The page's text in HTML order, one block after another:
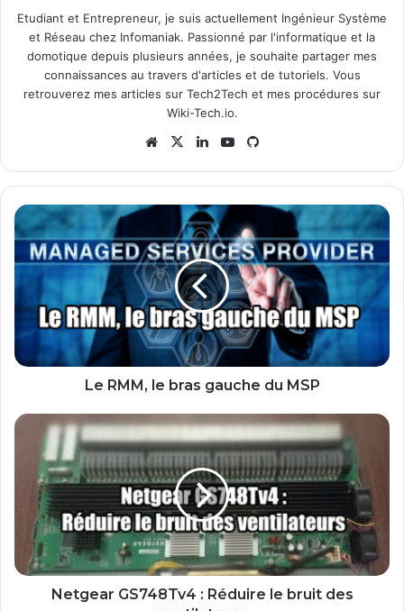
Etudiant et Entrepreneur, je suis actuellement Ingénieur Système
et Réseau chez Infomaniak. Passionné par l'informatique et la
domotique depuis plusieurs années, je souhaite partager mes
connaissances au travers d'articles et de tutoriels. Vous
retrouverez mes articles sur Tech2Tech et mes procédures sur
Wiki-Tech.io.
Website
X LinkedinYouTube
Le
RMM,
bras
gauche
du
MSP
Le RMM, le bras gauche du MSP
Netgear
GS748Tv4
Réduire
bruit
des
ventilateurs
Netgear GS748Tv4 : Réduire le bruit des